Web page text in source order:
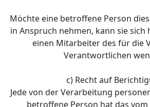
Möchte eine betroffene Person
in Anspruch nehmen, kann sie sich
einen Mitarbeiter des für die
Verantwortlichen
c) Recht auf
Jede von der Verarbeitung
betroffene Person hat das